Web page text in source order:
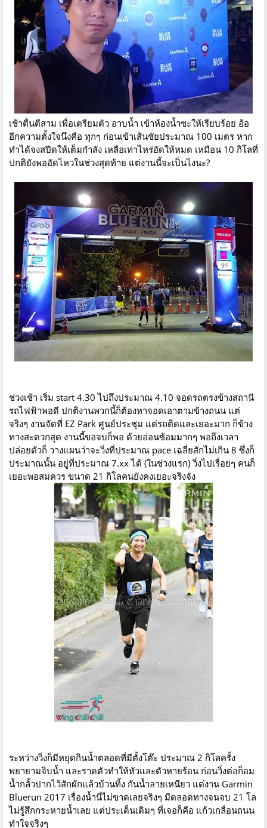
เช้าตื่นตีสาม เพื่อเตรียมตัว อาบน้ำ เข้าห้องน้ำซะให้เรียบร้อย อ้อ
อีกความตั้งใจนึงคือ ทุกๆ ก่อนเข้าเส้นชัยประมาณ 100 เมตร หาก
ทำได้จงสปีดให้เต็มกำลัง เหลือเท่าไหร่อัดให้หมด เหมือน 10 กิโลที่
ปกติยังพออัดไหวในช่วงสุดท้าย แต่งานนี้จะเป็นไงนะ?
ช่วงเช้า เริ่ม start 4.30 ไปถึงประมาณ 4.10 จอดรถตรงข้างสถานี
รถไฟฟ้าพอดี ปกติงานพวกนี้ก็ต้องหาจอดเอาตามข้างถนน แต่
จริงๆ งานจัดที่ EZ Park ศูนย์ประชุม แต่รถติดและเยอะมาก ก็ข้าง
ทางสะดวกสุด งานนี้ขอจบก็พอ ด้วยอ่อนซ้อมมากๆ พอถึงเวลา
ปล่อยตัวก็ วางแผนว่าจะวิ่งที่ประมาณ pace เฉลี่ยสักไม่เกิน 8 ซึ่งก็
ประมาณนั้น อยู่ที่ประมาณ 7.xx ได้ (ในช่วงแรก) วิ่งไปเรื่อยๆ คนก็
เยอะพอสมควร ขนาด 21 กิโลคนยังคงเยอะจริงจัง
ระหว่างวิ่งก็มีหยุดกินน้ำตลอดที่มีตั้งโต๊ะ ประมาณ 2 กิโลครั้ง
พยายามจิบน้ำ และราดตัวทำให้หัวและตัวหายร้อน ก่อนวิ่งต่อก็อม
น้ำกลั้วปากไว้สักผักแล้วบ้วนทิ้ง กันน้ำลายเหนียว แต่งาน Garmin
Bluerun 2017 เรื่องน้ำนี่ไม่ขาดเลยจริงๆ มีตลอดทางจนจบ 21 โล
ไม่รู้สึกกระหายน้ำเลย แต่ประเด็นเดิมๆ ที่เจอก็คือ แก้วเกลื่อนถนน
ทำใจจริงๆ